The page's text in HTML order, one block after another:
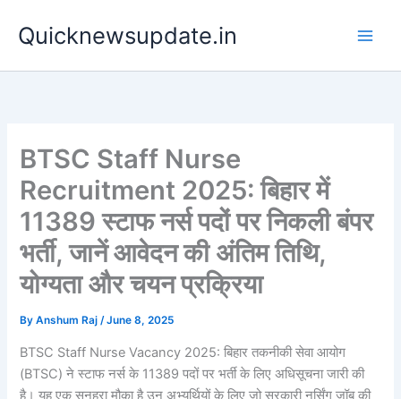
Quicknewsupdate.in
BTSC Staff Nurse
Recruitment 2025: बिहार में
11389 स्टाफ नर्स पदों पर निकली बंपर
भर्ती, जानें आवेदन की अंतिम तिथि,
योग्यता और चयन प्रक्रिया
ByAnshum Raj/June 8, 2025
BTSC Staff Nurse Vacancy 2025: बिहार तकनीकी सेवा आयोग
(BTSC) ने स्टाफ नर्स के 11389 पदों पर भर्ती के लिए अधिसूचना जारी की
है। यह एक सुनहरा मौका है उन अभ्यर्थियों के लिए जो सरकारी नर्सिंग जॉब की